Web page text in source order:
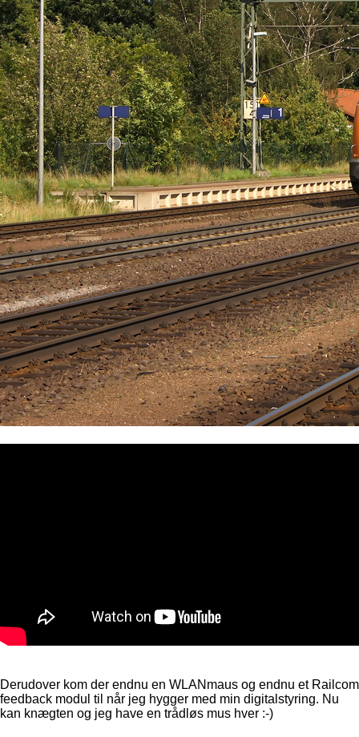
Derudover kom der endnu en WLANmaus og endnu et Railcom
feedback modul til når jeg hygger med min digitalstyring. Nu
kan knægten og jeg have en trådløs mus hver :-)